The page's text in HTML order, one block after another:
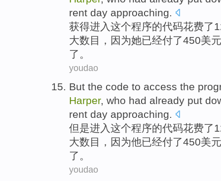
rent day approaching.
获得进入这个程序的代码花费了
大数目， 因为她已经付了450美
了。
youdao
But the code to access the
Harper, who had already put
rent day approaching.
但是进入这个程序的代码花费了
大数目， 因为他已经付了450美
了。
youdao